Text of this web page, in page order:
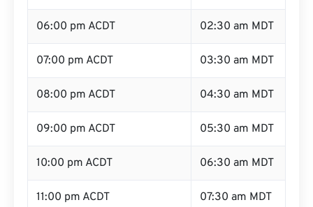
06:00 pm ACDT 02:30 am MDT
07:00 pm ACDT 03:30 am MDT
08:00 pm ACDT 04:30 am MDT
09:00 pm ACDT 05:30 am MDT
10:00 pm ACDT 06:30 am MDT
11:00 pm ACDT 07:30 am MDT